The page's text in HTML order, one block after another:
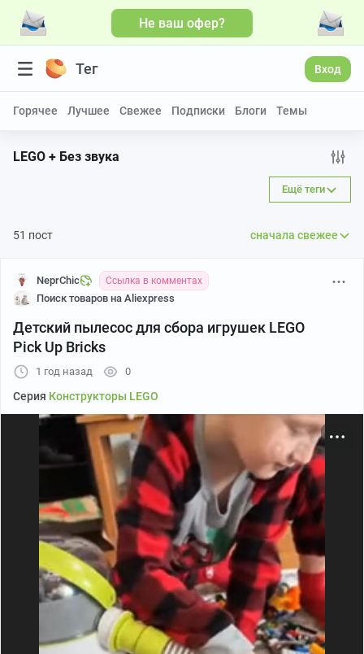
Не ваш офер?
Тег Вход
Горячее Лучшее Свежее Подписки Блоги Темы
LEGO + Без звука
Ещё теги
51 пост сначала свежее
NeprChic Ссылка в комментах
Поиск товаров на Aliexpress
Детский пылесос для сбора игрушек LEGO
Pick Up Bricks
1 год назад 0
Серия Конструкторы LEGO
Больше видео